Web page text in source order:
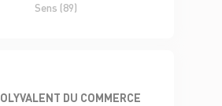
Sens (89)
DU COMMERCE